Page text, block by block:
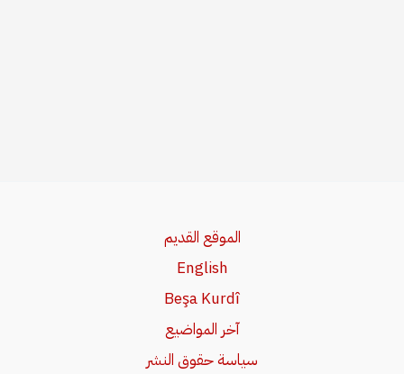
الموقع القديم
English
Beşa Kurdî
آخر المواضيع
سياسة حقوق النشر